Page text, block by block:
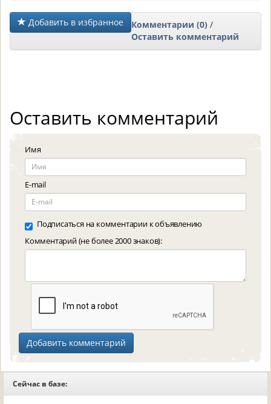
Добавить в избранное Комментарии (0) /
Оставить комментарий
Оставить комментарий
Имя
E-mail
Подписаться на комментарии к объявлению
Комментарий (не более 2000 знаков):
Сейчас в базе: